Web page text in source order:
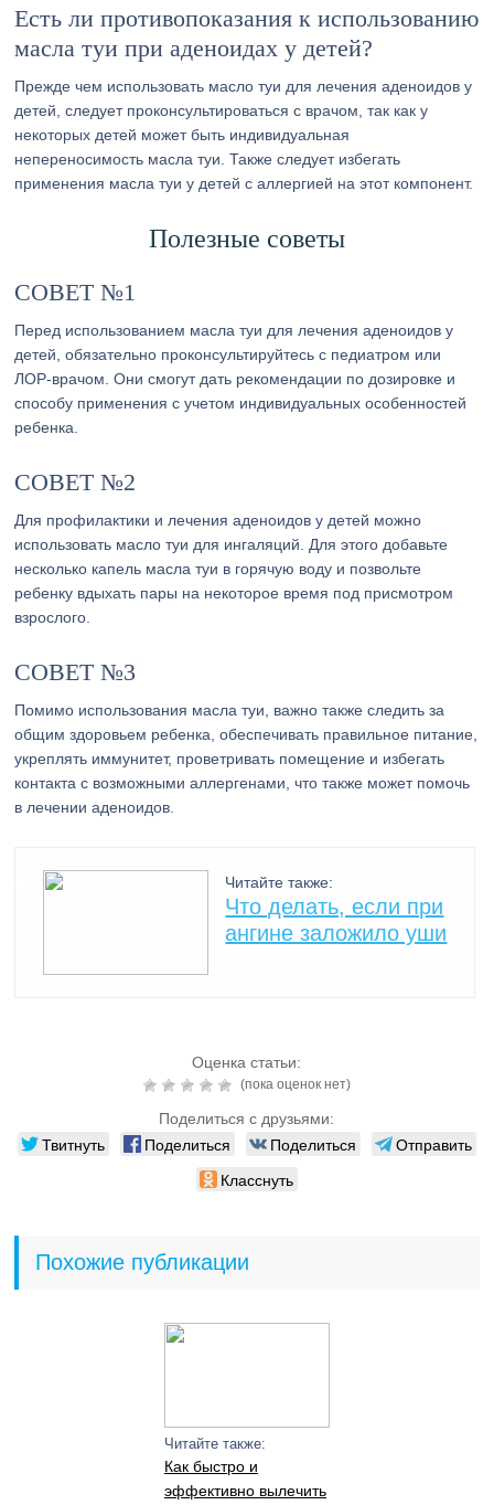
Есть ли противопоказания к использованию
масла туи при аденоидах у детей?
Прежде чем использовать масло туи для лечения аденоидов у
детей, следует проконсультироваться с врачом, так как у
некоторых детей может быть индивидуальная
непереносимость масла туи. Также следует избегать
применения масла туи у детей с аллергией на этот компонент.
Полезные советы
СОВЕТ №1
Перед использованием масла туи для лечения аденоидов у
детей, обязательно проконсультируйтесь с педиатром или
ЛОР-врачом. Они смогут дать рекомендации по дозировке и
способу применения с учетом индивидуальных особенностей
ребенка.
СОВЕТ №2
Для профилактики и лечения аденоидов у детей можно
использовать масло туи для ингаляций. Для этого добавьте
несколько капель масла туи в горячую воду и позвольте
ребенку вдыхать пары на некоторое время под присмотром
взрослого.
СОВЕТ №3
Помимо использования масла туи, важно также следить за
общим здоровьем ребенка, обеспечивать правильное питание,
укреплять иммунитет, проветривать помещение и избегать
контакта с возможными аллергенами, что также может помочь
в лечении аденоидов.
Читайте также:
Что делать, если при
ангине заложило уши
Оценка статьи:
(пока оценок нет)
Поделиться с друзьями:
Твитнуть Поделиться Поделиться
Отправить
Класснуть
Похожие публикации
Читайте также:
Как быстро и
эффективно вылечить